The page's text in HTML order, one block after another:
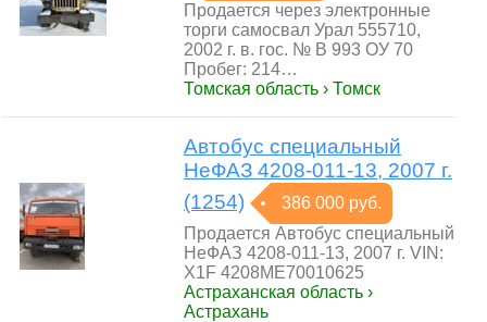
Продается через электронные
торги самосвал Урал 555710,
2002 г. в. гос. № В 993 ОУ 70
Пробег: 214…
Томская область › Томск
Автобус специальный
НеФАЗ 4208-011-13, 2007 г.
(1254)
386 000 руб.
Продается Автобус специальный
НеФАЗ 4208-011-13, 2007 г. VIN:
X1F 4208ME70010625
Астраханская область ›
Астрахань